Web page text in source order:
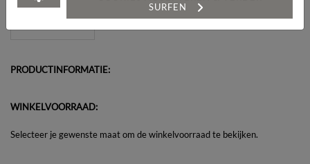
PRODUCTINFORMATIE:
WINKELVOORRAAD:
Selecteer je gewenste maat om de winkelvoorraad te bekijken.
SURFEN